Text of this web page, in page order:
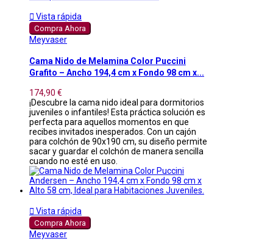
 Vista rápida
Compra Ahora
Meyvaser
Cama Nido de Melamina Color Puccini
Grafito – Ancho 194,4 cm x Fondo 98 cm x...
174,90 €
¡Descubre la cama nido ideal para dormitorios
juveniles o infantiles! Esta práctica solución es
perfecta para aquellos momentos en que
recibes invitados inesperados. Con un cajón
para colchón de 90x190 cm, su diseño permite
sacar y guardar el colchón de manera sencilla
cuando no esté en uso.
 Vista rápida
Compra Ahora
Meyvaser